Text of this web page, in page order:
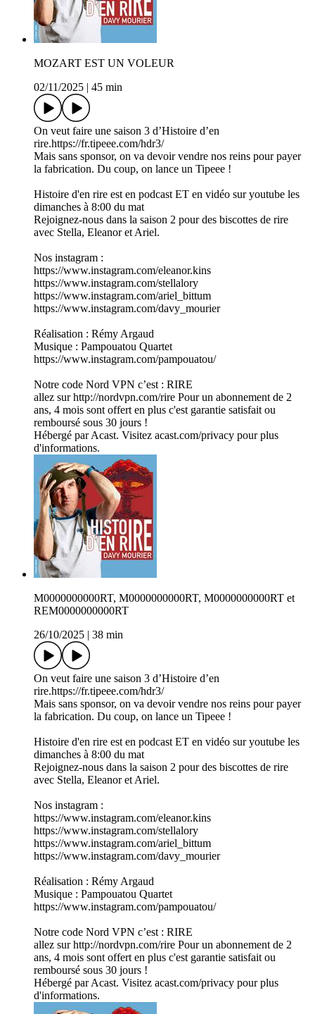
MOZART EST UN VOLEUR
02/11/2025
45 min
On veut faire une saison 3 d’Histoire d’en
rire.https://fr.tipeee.com/hdr3/
Mais sans sponsor, on va devoir vendre nos reins pour payer
la fabrication. Du coup, on lance un Tipeee !
Histoire d'en rire est en podcast ET en vidéo sur youtube les
dimanches à 8:00 du mat
Rejoignez-nous dans la saison 2 pour des biscottes de rire
avec Stella, Eleanor et Ariel.
Nos instagram :
https://www.instagram.com/eleanor.kins
https://www.instagram.com/stellalory
https://www.instagram.com/ariel_bittum
https://www.instagram.com/davy_mourier
Réalisation : Rémy Argaud
Musique : Pampouatou Quartet
https://www.instagram.com/pampouatou/
Notre code Nord VPN c’est : RIRE
allez sur http://nordvpn.com/rire Pour un abonnement de 2
ans, 4 mois sont offert en plus c'est garantie satisfait ou
remboursé sous 30 jours !
Hébergé par Acast. Visitez acast.com/privacy pour plus
d'informations.
M0000000000RT, M0000000000RT, M0000000000RT et
REM0000000000RT
26/10/2025
38 min
On veut faire une saison 3 d’Histoire d’en
rire.https://fr.tipeee.com/hdr3/
Mais sans sponsor, on va devoir vendre nos reins pour payer
la fabrication. Du coup, on lance un Tipeee !
Histoire d'en rire est en podcast ET en vidéo sur youtube les
dimanches à 8:00 du mat
Rejoignez-nous dans la saison 2 pour des biscottes de rire
avec Stella, Eleanor et Ariel.
Nos instagram :
https://www.instagram.com/eleanor.kins
https://www.instagram.com/stellalory
https://www.instagram.com/ariel_bittum
https://www.instagram.com/davy_mourier
Réalisation : Rémy Argaud
Musique : Pampouatou Quartet
https://www.instagram.com/pampouatou/
Notre code Nord VPN c’est : RIRE
allez sur http://nordvpn.com/rire Pour un abonnement de 2
ans, 4 mois sont offert en plus c'est garantie satisfait ou
remboursé sous 30 jours !
Hébergé par Acast. Visitez acast.com/privacy pour plus
d'informations.